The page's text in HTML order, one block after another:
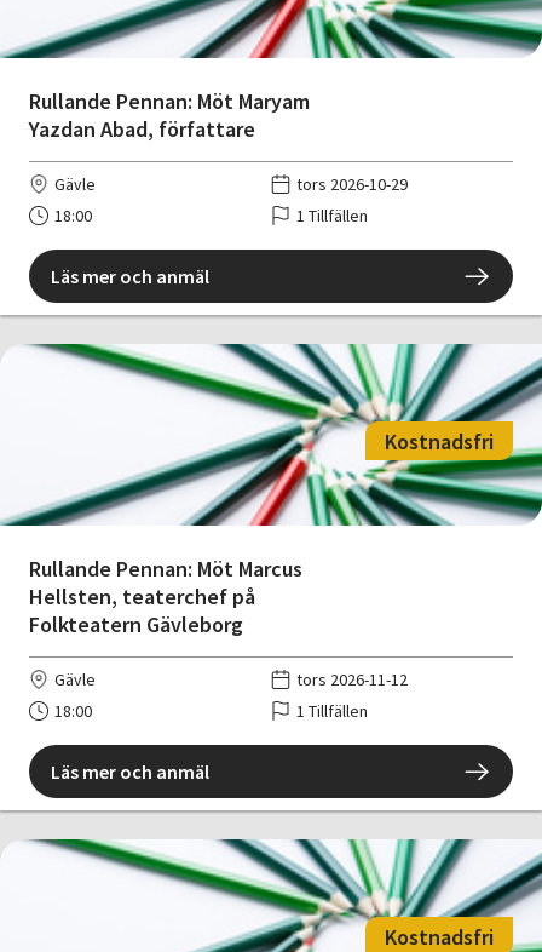
Rullande Pennan: Möt Maryam
Yazdan Abad, författare
Gävle
tors 2026-10-29
18:00
1 Tillfällen
Läs mer och anmäl
Rullande Pennan: Möt Marcus
Hellsten, teaterchef på
Folkteatern Gävleborg
Kostnadsfri
Gävle
tors 2026-11-12
18:00
1 Tillfällen
Läs mer och anmäl
Kostnadsfri